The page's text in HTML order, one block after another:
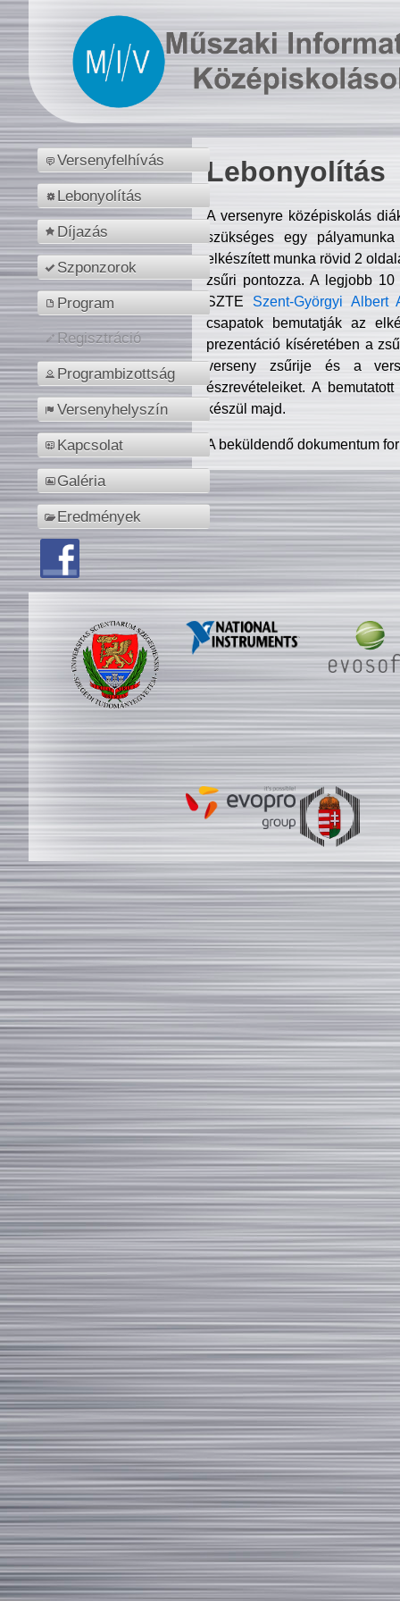
Versenyfelhívás
Lebonyolítás
Díjazás
Szponzorok
Program
Regisztráció
Programbizottság
Versenyhelyszín
Kapcsolat
Galéria
Eredmények
Lebonyolítás
A versenyre középiskolás
szükséges egy
elkészített munka rövid 2
zsűri pontozza. A legjobb
SZTE Szent-Györgyi Albert
csapatok bemutatják az
prezentáció kíséretében a
verseny zsűrije és a
észrevételeiket. A
készül majd.
A beküldendő dokumentum